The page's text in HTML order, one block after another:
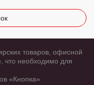
товаров, офисной
что необходимо для
«Кнопка»